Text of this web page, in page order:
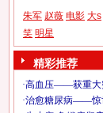
朱军 赵薇 电影 大s
笑 明星
精彩推荐